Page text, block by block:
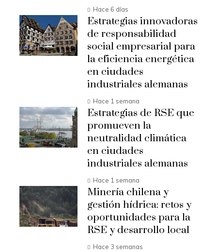
Hace 6 días
Estrategias innovadoras
de responsabilidad
social empresarial para
la eficiencia energética
en ciudades
industriales alemanas
Hace 1 semana
Estrategias de RSE que
promueven la
neutralidad climática
en ciudades
industriales alemanas
Hace 1 semana
Minería chilena y
gestión hídrica: retos y
oportunidades para la
RSE y desarrollo local
Hace 3 semanas